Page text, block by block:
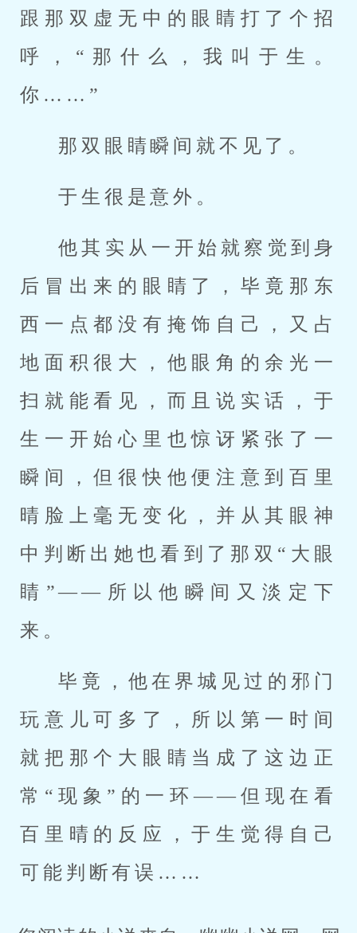
跟那双虚无中的眼睛打了个招
呼，“那什么，我叫于生。
你……”
那双眼睛瞬间就不见了。
于生很是意外。
他其实从一开始就察觉到身
后冒出来的眼睛了，毕竟那东
西一点都没有掩饰自己，又占
地面积很大，他眼角的余光一
扫就能看见，而且说实话，于
生一开始心里也惊讶紧张了一
瞬间，但很快他便注意到百里
晴脸上毫无变化，并从其眼神
中判断出她也看到了那双“大眼
睛”——所以他瞬间又淡定下
来。
毕竟，他在界城见过的邪门
玩意儿可多了，所以第一时间
就把那个大眼睛当成了这边正
常“现象”的一环——但现在看
百里晴的反应，于生觉得自己
可能判断有误……